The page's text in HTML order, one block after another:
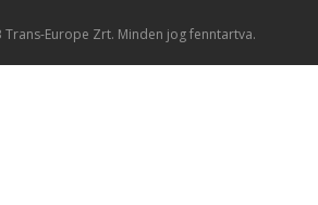
Europe Zrt. Minden jog fenntartva.